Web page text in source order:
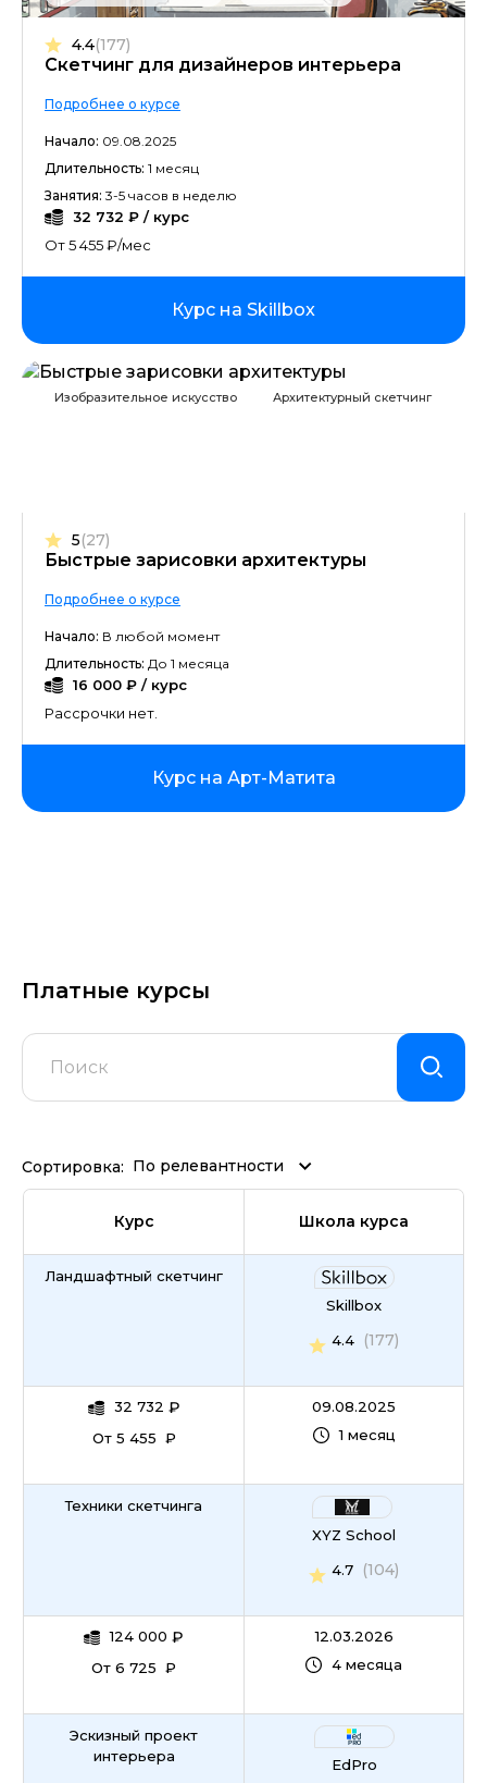
Скетчинг для дизайнеров интерьера
4.4(177)
Подробнее о курсе
Начало: 09.08.2025
Длительность: 1 месяц
Занятия: 3-5 часов в неделю
32 732 ₽ / курс
От 5 455 ₽/мес
Курс на Skillbox
Изобразительное искусство Архитектурный скетчинг
Быстрые зарисовки архитектуры
5(27)
Подробнее о курсе
Начало: В любой момент
Длительность: До 1 месяца
16 000 ₽ / курс
Рассрочки нет.
Курс на Арт-Матита
Платные курсы
Сортировка: По релевантности
Курс Школа курса
Ландшафтный скетчинг
32 732 ₽
От 5 455 ₽
Skillbox
4.4
(177)
09.08.2025
1 месяц
Техники скетчинга
124 000 ₽
От 6 725 ₽
XYZ School
4.7
(104)
12.03.2026
4 месяца
Эскизный проект
интерьера
EdPro